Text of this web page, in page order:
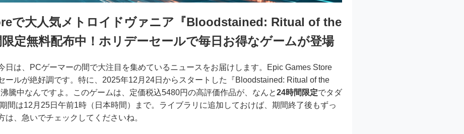
で大人気メトロイドヴァニア『Bloodstained: Ritual of the
定無料配布中！ホリデーセールで毎日お得なゲームが登場
日は、PCゲーマーの間で大注目を集めているニュースをお届けします。Epic Games Store
ールが絶好調です。特に、2025年12月24日からスタートした『Bloodstained: Ritual of the
騰中なんですよ。このゲームは、定価税込5480円の高評価作品が、なんと24時間限定でタダ
間は12月25日午前1時（日本時間）まで。ライブラリに追加しておけば、期間終了後もずっ
は、急いでチェックしてくださいね。